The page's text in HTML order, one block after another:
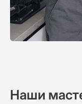
Наши